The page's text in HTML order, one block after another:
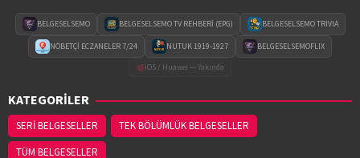
BELGESELSEMO BELGESELSEMO TV REHBERİ (EPG) BELGESELSEMO TRIVIA
NÖBETÇİ ECZANELER 7/24 NUTUK 1919-1927
BELGESELSEMOFLIX
iOS / Huawei — Yakında
KATEGORİLER
SERİ BELGESELLER
TEK BÖLÜMLÜK BELGESELLER
TÜM BELGESELLER